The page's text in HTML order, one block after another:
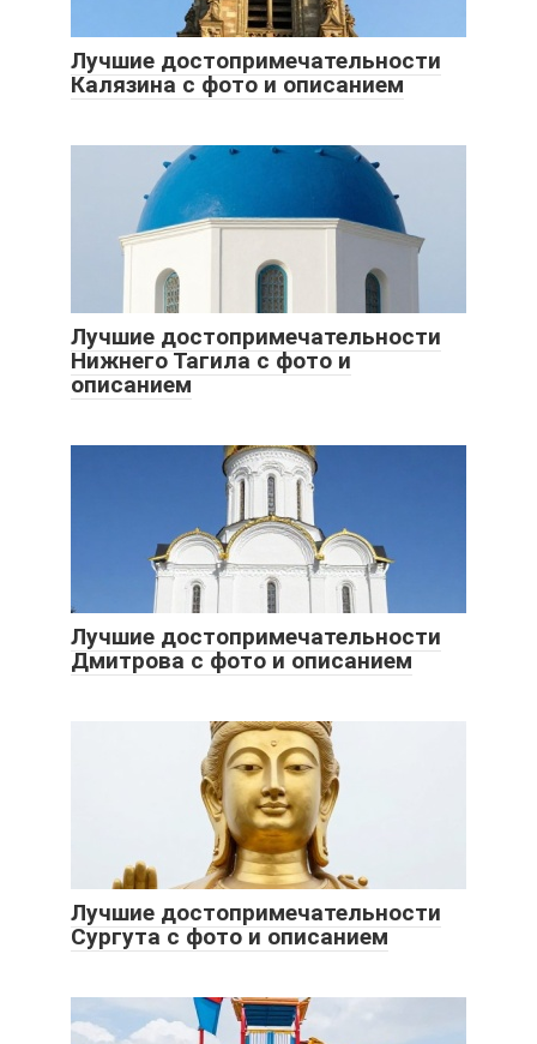
Лучшие достопримечательности
Калязина с фото и описанием
Лучшие достопримечательности
Нижнего Тагила с фото и
описанием
Лучшие достопримечательности
Дмитрова с фото и описанием
Лучшие достопримечательности
Сургута с фото и описанием